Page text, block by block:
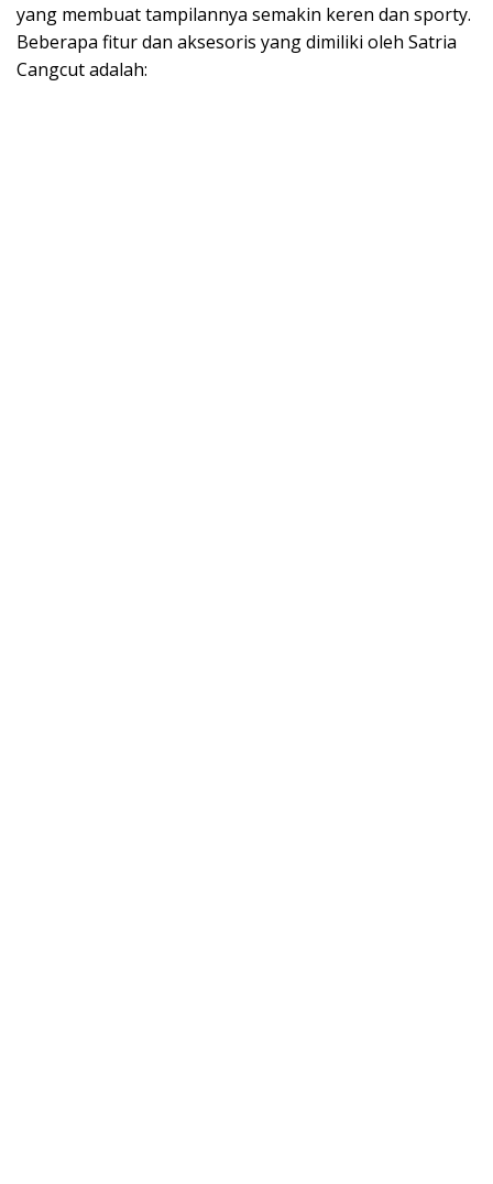
yang membuat tampilannya semakin keren dan sporty.
Beberapa fitur dan aksesoris yang dimiliki oleh Satria
Cangcut adalah: